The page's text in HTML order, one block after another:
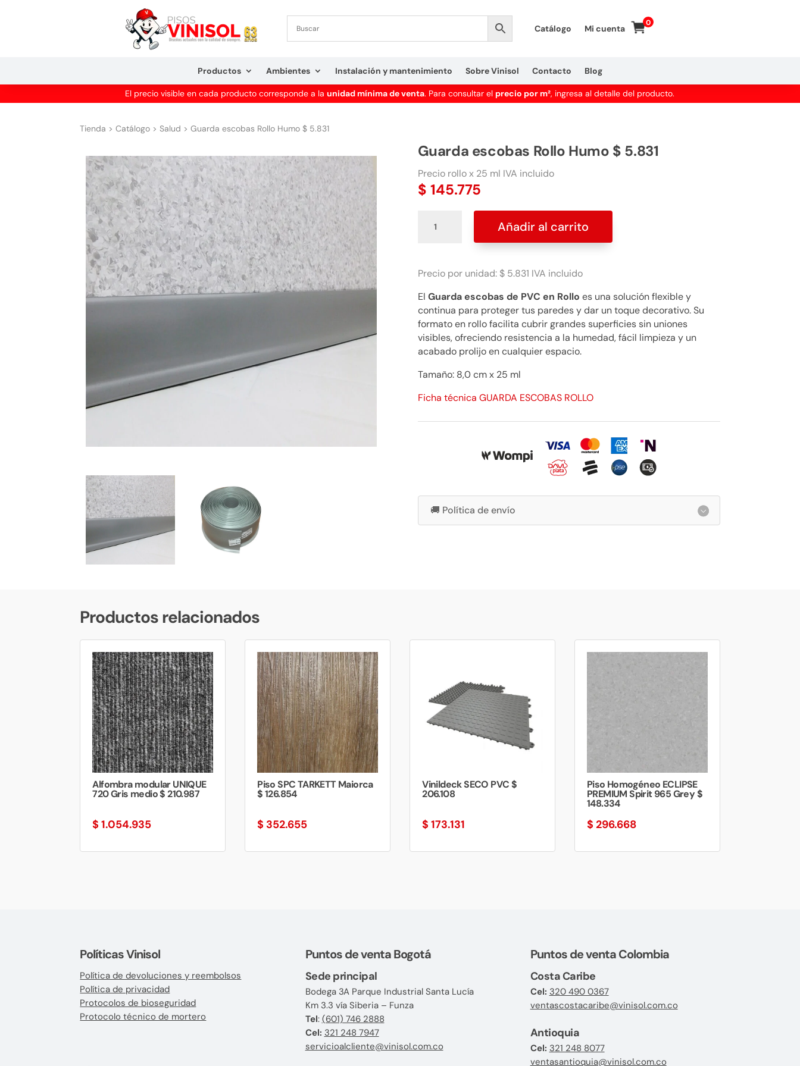
Catálogo Mi cuenta
0
Productos Ambientes Instalación y mantenimiento Sobre Vinisol Contacto Blog
El precio visible en cada producto corresponde a launidad mínima de venta. Para consultar el precio por m², ingresa al detalle del producto.
Tienda >Catálogo >Salud >Guarda escobas Rollo Humo $ 5.831
Guarda escobas Rollo Humo $ 5.831
Precio rollo x 25 ml IVA incluido
$ 145.775
escobas
$
cantidad
Añadir al carrito
Precio por unidad: $ 5.831 IVA incluido
El Guarda escobas de PVC en Rollo es una solución flexible y
continua para proteger tus paredes y dar un toque decorativo. Su
formato en rollo facilita cubrir grandes superficies sin uniones
visibles, ofreciendo resistencia a la humedad, fácil limpieza y un
acabado prolijo en cualquier espacio.
Tamaño: 8,0 cm x 25 ml
Ficha técnica GUARDA ESCOBAS ROLLO
🚚 Política de envío
Productos relacionados
Alfombra modular UNIQUE
720 Gris medio $ 210.987
$ 1.054.935
Piso SPC TARKETT Maiorca
$ 126.854
$ 352.655
Vinildeck SECO PVC $
206.108
$ 173.131
Piso Homogéneo ECLIPSE
PREMIUM Spirit 965 Grey $
148.334
$ 296.668
Políticas Vinisol
Política de devoluciones y reembolsos
Política de privacidad
Protocolos de bioseguridad
Protocolo técnico de mortero
Puntos de venta Bogotá
Sede principal
Bodega 3A Parque Industrial Santa Lucía
Km 3.3 vía Siberia – Funza
Tel: (601) 746 2888
Cel: 321 248 7947
servicioalcliente@vinisol.com.co
Puntos de venta Colombia
Costa Caribe
Cel: 320 490 0367
ventascostacaribe@vinisol.com.co
Antioquia
Cel: 321 248 8077
ventasantioquia@vinisol.com.co